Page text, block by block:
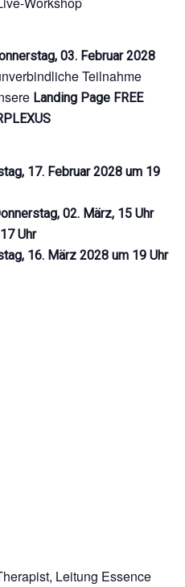
03. Februar2028
Teilnahme
Landing Page FREE
17. Februar 2028 um 19
02. März, 15 Uhr
Uhr
16. März 2028 um 19 Uhr
Leitung Essence